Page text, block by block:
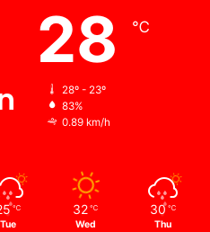
28 ℃
28º - 23º
83%
0.89 km/h
℃
Tue
32 ℃
Wed
30 ℃
Thu